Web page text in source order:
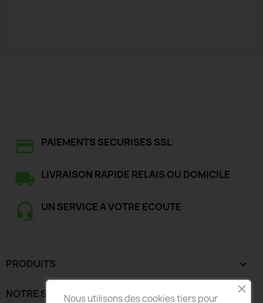
PAIEMENTS SECURISES SSL
LIVRAISON RAPIDE RELAIS OU DOMICILE
UN SERVICE A VOTRE ECOUTE
PRODUITS 
NOTRE SOCIÉTÉ 
Nous utilisons des cookies tiers pour